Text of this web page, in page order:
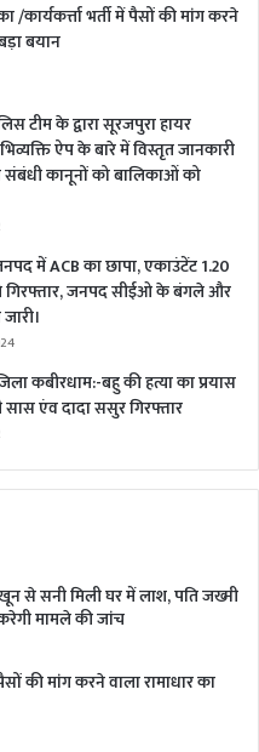
/कार्यकर्त्ता भर्ती में पैसों की मांग करने
बयान
टीम के द्वारा सूरजपुरा हायर
ऐप के बारे में विस्तृत जानकारी
संबंधी कानूनों को बालिकाओं को
में ACB का छापा, एकाउंटेंट 1.20
गिरफ्तार, जनपद सीईओ के बंगले और
कबीरधाम:-बहु की हत्या का प्रयास
एंव दादा ससुर गिरफ्तार
से सनी मिली घर में लाश, पति जख्मी
मामले की जांच
की मांग करने वाला रामाधार का